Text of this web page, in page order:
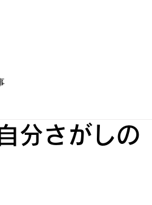
分さがしの